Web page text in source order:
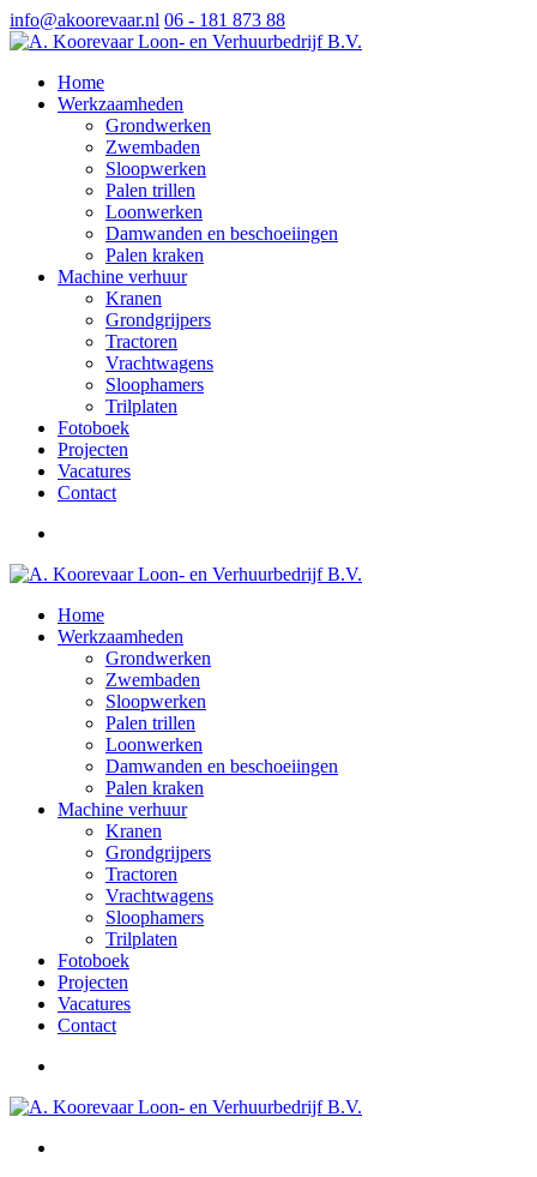
info@akoorevaar.nl 06 - 181 873 88
Home
Werkzaamheden
Grondwerken
Zwembaden
Sloopwerken
Palen trillen
Loonwerken
Damwanden en beschoeiingen
Palen kraken
Machine verhuur
Kranen
Grondgrijpers
Tractoren
Vrachtwagens
Sloophamers
Trilplaten
Fotoboek
Projecten
Vacatures
Contact
Home
Werkzaamheden
Grondwerken
Zwembaden
Sloopwerken
Palen trillen
Loonwerken
Damwanden en beschoeiingen
Palen kraken
Machine verhuur
Kranen
Grondgrijpers
Tractoren
Vrachtwagens
Sloophamers
Trilplaten
Fotoboek
Projecten
Vacatures
Contact